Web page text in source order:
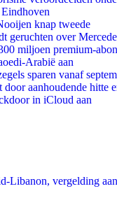
knap tweede
geruchten over
miljoen premium-
Arabië aan
sparen vanaf
aanhoudende hitte
in iCloud aan
Libanon, vergelding